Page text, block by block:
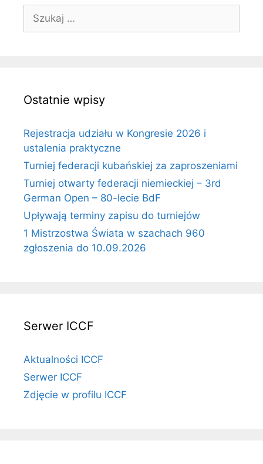
Ostatnie wpisy
Rejestracja udziału w Kongresie 2026 i
ustalenia praktyczne
Turniej federacji kubańskiej za zaproszeniami
Turniej otwarty federacji niemieckiej – 3rd
German Open – 80-lecie BdF
Upływają terminy zapisu do turniejów
1 Mistrzostwa Świata w szachach 960
zgłoszenia do 10.09.2026
Serwer ICCF
Aktualności ICCF
Serwer ICCF
Zdjęcie w profilu ICCF